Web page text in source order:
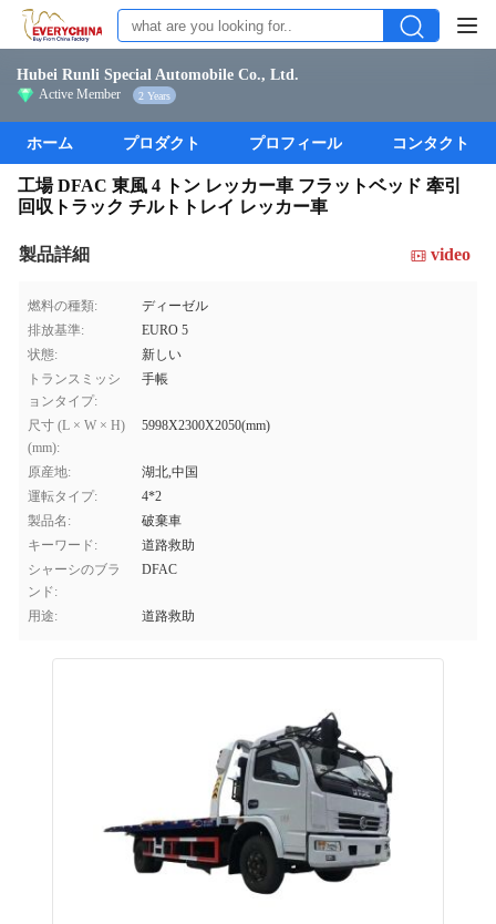
Hubei Runli Special Automobile Co., Ltd.
Active Member 2 Years
ホーム プロダクト プロフィール コンタクト
工場 DFAC 東風 4 トン レッカー車 フラットベッド 牽引
回収トラック チルトトレイ レッカー車
製品詳細 video
燃料の種類:
ディーゼル
排放基準:
EURO 5
状態:
新しい
トランスミッシ
ョンタイプ:
手帳
尺寸 (L × W × H)
(mm):
5998X2300X2050(mm)
原産地:
湖北,中国
運転タイプ:
4*2
製品名:
破棄車
キーワード:
道路救助
シャーシのブラ
ンド:
DFAC
用途: 道路救助